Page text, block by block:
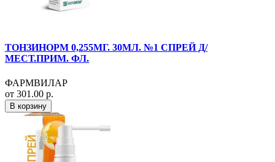
ТОНЗИНОРМ 0,255МГ. 30МЛ. №1 СПРЕЙ Д/
МЕСТ.ПРИМ. ФЛ.
ФАРМВИЛАР
от 301.00 р.
В корзину